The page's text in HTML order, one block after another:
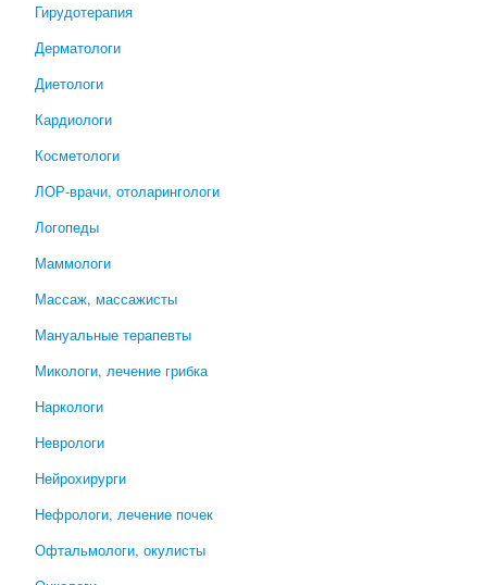
Гирудотерапия
Дерматологи
Диетологи
Кардиологи
Косметологи
ЛОР-врачи, отоларингологи
Логопеды
Маммологи
Массаж, массажисты
Мануальные терапевты
Микологи, лечение грибка
Наркологи
Неврологи
Нейрохирурги
Нефрологи, лечение почек
Офтальмологи, окулисты